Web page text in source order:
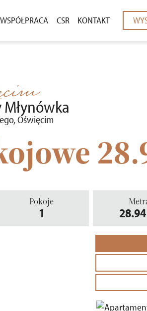
WSPÓŁPRACA
CSR
KONTAKT
Oświęcim
Pokoje
1 28.94